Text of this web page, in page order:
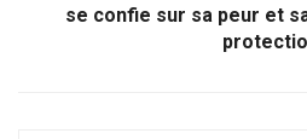
se confie sur sa peur et